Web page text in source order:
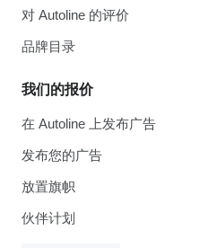
对 Autoline 的评价
品牌目录
我们的报价
在 Autoline 上发布广告
发布您的广告
放置旗帜
伙伴计划